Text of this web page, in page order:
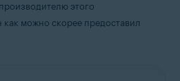
этого
можно скорее предоставил